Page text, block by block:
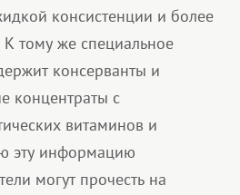
консистенции и более
К тому же специальное
консерванты и
концентраты с
витаминов и
эту информацию
могут прочесть на